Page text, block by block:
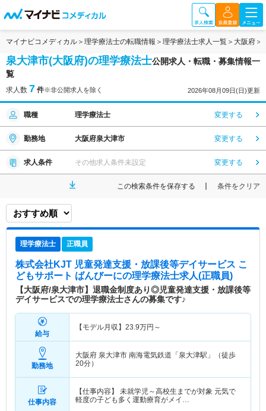
マイナビコメディカル 理学療法士の転職情報 理学療法士求人一覧 大阪府
泉大津市(大阪府)の理学療法士公開求人・転職・募集情報一
覧
求人数 7 件※非公開求人を除く 2026年08月09日(日)更新
職種 理学療法士 変更する
勤務地 大阪府泉大津市 変更する
求人条件 その他求人条件未設定 変更する
この検索条件を保存する 条件をクリア
理学療法士 正職員
株式会社KJT 児童発達支援・放課後等デイサービス こ
どもサポート ばんびーにの理学療法士求人(正職員)
【大阪府/泉大津市】退職金制度あり◎児童発達支援・放課後等
デイサービスでの理学療法士さんの募集です♪
給与
【モデル月収】 23.9万円～
勤務地
大阪府 泉大津市 南海電気鉄道「泉大津駅」（徒歩
20分）
仕事内容
【仕事内容】 未就学児～高校生までが対象 元気で
軽度の子ども多く運動療育がメイ…